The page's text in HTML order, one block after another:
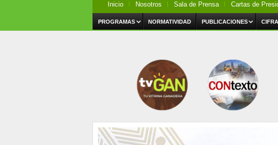
Inicio Nosotros Sala de Prensa Cartas de
PROGRAMAS NORMATIVIDAD PUBLICACIONES